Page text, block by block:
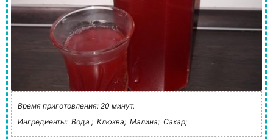
Время приготовления: 20 минут.
Ингредиенты: Вода ; Клюква; Малина; Сахар;